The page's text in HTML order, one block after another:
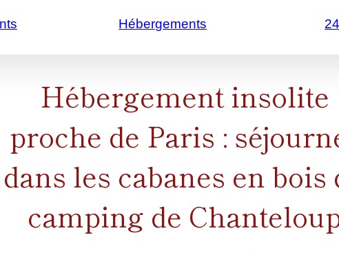
Hébergements
Hébergement insolite
proche de Paris :
dans les cabanes en bois
camping de